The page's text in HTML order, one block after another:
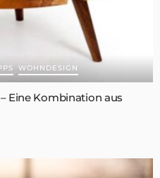
WOHNDESIGN
Eine Kombination aus